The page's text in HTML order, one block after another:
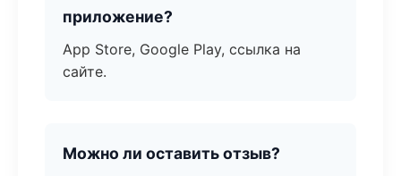
приложение?
App Store, Google Play, ссылка на
сайте.
Можно ли оставить отзыв?